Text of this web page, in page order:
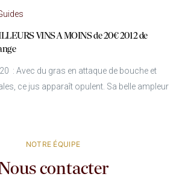
VINS A MOINS de 20€ 2012 de
: Avec du gras en attaque de bouche et
ce jus apparaît opulent. Sa belle ampleur
NOTRE ÉQUIPE
contacter